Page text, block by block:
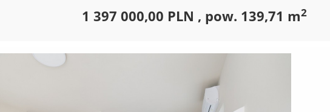
1 397 000,00 PLN , pow. 139,71 m2